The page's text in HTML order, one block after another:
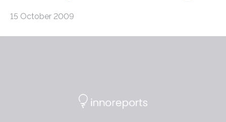
15 October 2009